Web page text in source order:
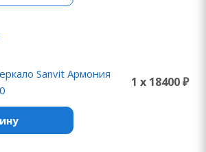
Sanvit Армония
1 x 18400 ₽